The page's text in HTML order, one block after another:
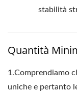
stabilità
Quantità
1.Comprendiamo
uniche e pertanto